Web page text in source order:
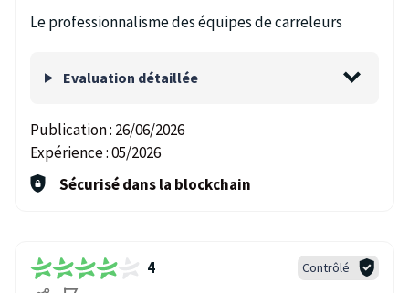
Le professionnalisme des équipes de carreleurs
Evaluation détaillée
Publication : 26/06/2026
Expérience :05/2026
Sécurisé dans la blockchain
4 Contrôlé